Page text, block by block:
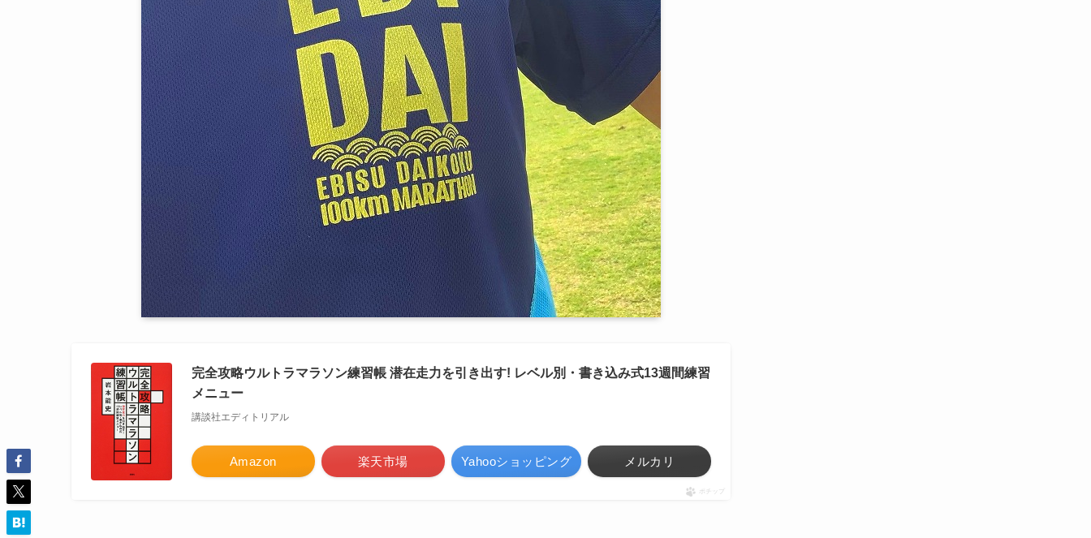
完全攻略ウルトラマラソン練習帳 潜在走力を引き出す! レベル別・書き込み式13週間練習
メニュー
講談社エディトリアル
Amazon 楽天市場 Yahooショッピング メルカリ
ポチップ